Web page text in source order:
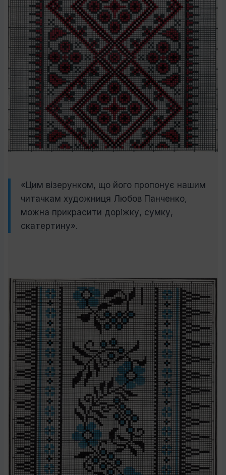
«Цим візерунком, що його пропонує нашим
читачкам художниця Любов Панченко,
можна прикрасити доріжку, сумку,
скатертину».